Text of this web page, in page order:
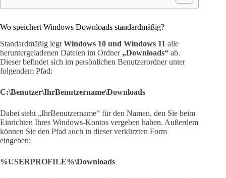
Wo speichert Windows Downloads standardmäßig?
Standardmäßig legt Windows 10 und Windows 11 alle
heruntergeladenen Dateien im Ordner „Downloads“ ab.
Dieser befindet sich im persönlichen Benutzerordner unter
folgendem Pfad:
C:\Benutzer\IhrBenutzername\Downloads
Dabei steht „IhrBenutzername“ für den Namen, den Sie beim
Einrichten Ihres Windows-Kontos vergeben haben. Außerdem
können Sie den Pfad auch in dieser verkürzten Form
eingeben:
%USERPROFILE%\Downloads